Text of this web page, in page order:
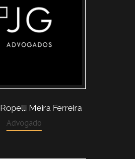
Meira Ferreira
Advogado